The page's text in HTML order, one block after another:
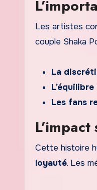
Les artistes
couple Shaka
La
Les fans
Cette histoire
loyauté. Les